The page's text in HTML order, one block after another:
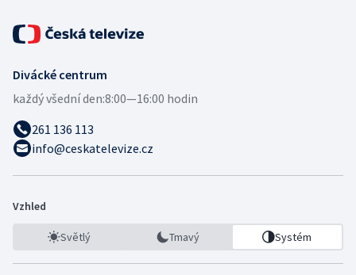
Divácké centrum
každý všední den:8:00—16:00 hodin
261 136 113
info@ceskatelevize.cz
Vzhled
Světlý Tmavý Systém